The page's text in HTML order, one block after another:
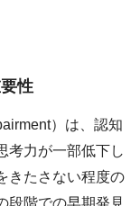
性
）は、認知
考力が一部低下し
きたさない程度の
段階での早期発見